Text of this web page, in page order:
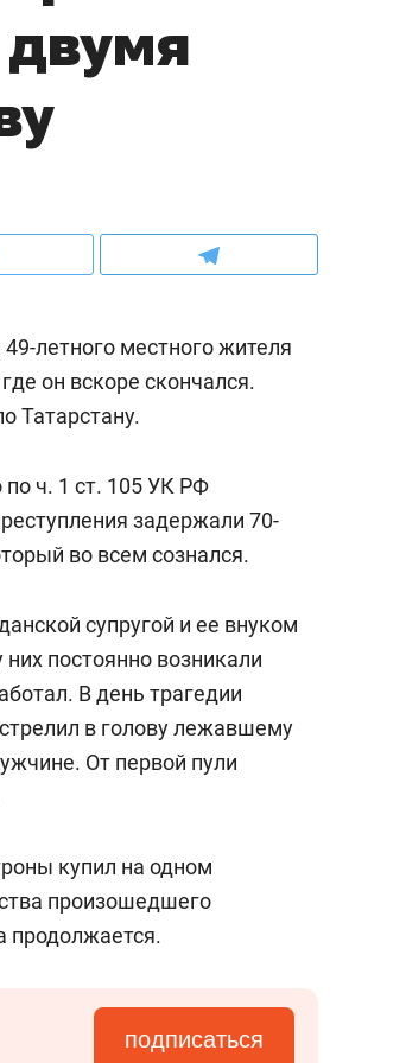
летного местного жителя
он вскоре скончался.
Татарстану.
ч. 1 ст. 105 УК РФ
задержали 70-
во всем сознался.
супругой и ее внуком
постоянно возникали
В день трагедии
в голову лежавшему
От первой пули
купил на одном
произошедшего
продолжается.
подписаться
запросах мастеров
–
Наседкина: «Ремонт
с мебелью за 2
для меня это